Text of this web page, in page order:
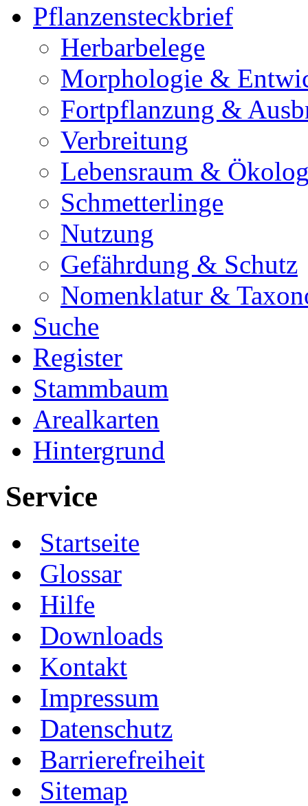
Pflanzensteckbrief
Herbarbelege
Morphologie &
Fortpflanzung &
Verbreitung
Lebensraum &
Schmetterlinge
Nutzung
Gefährdung & Schutz
Nomenklatur &
Suche
Register
Stammbaum
Arealkarten
Hintergrund
Service
Startseite
Glossar
Hilfe
Downloads
Kontakt
Impressum
Datenschutz
Barrierefreiheit
Sitemap